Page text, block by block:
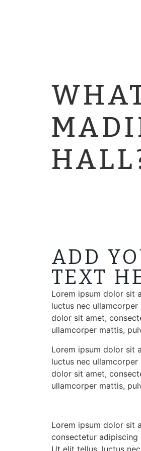
ADD
TEXT
Lorem ipsum dolor sit
luctus nec
dolor sit amet,
ullamcorper mattis,
Lorem ipsum dolor sit
luctus nec
dolor sit amet,
ullamcorper mattis,
Lorem ipsum dolor sit
consectetur